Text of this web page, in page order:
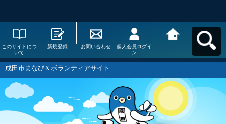
このサイトにつ
いて
新規登録 お問い合わせ
個人会員ログイ
ン
イトへ戻る
成田市まなび＆ボランティアサイト